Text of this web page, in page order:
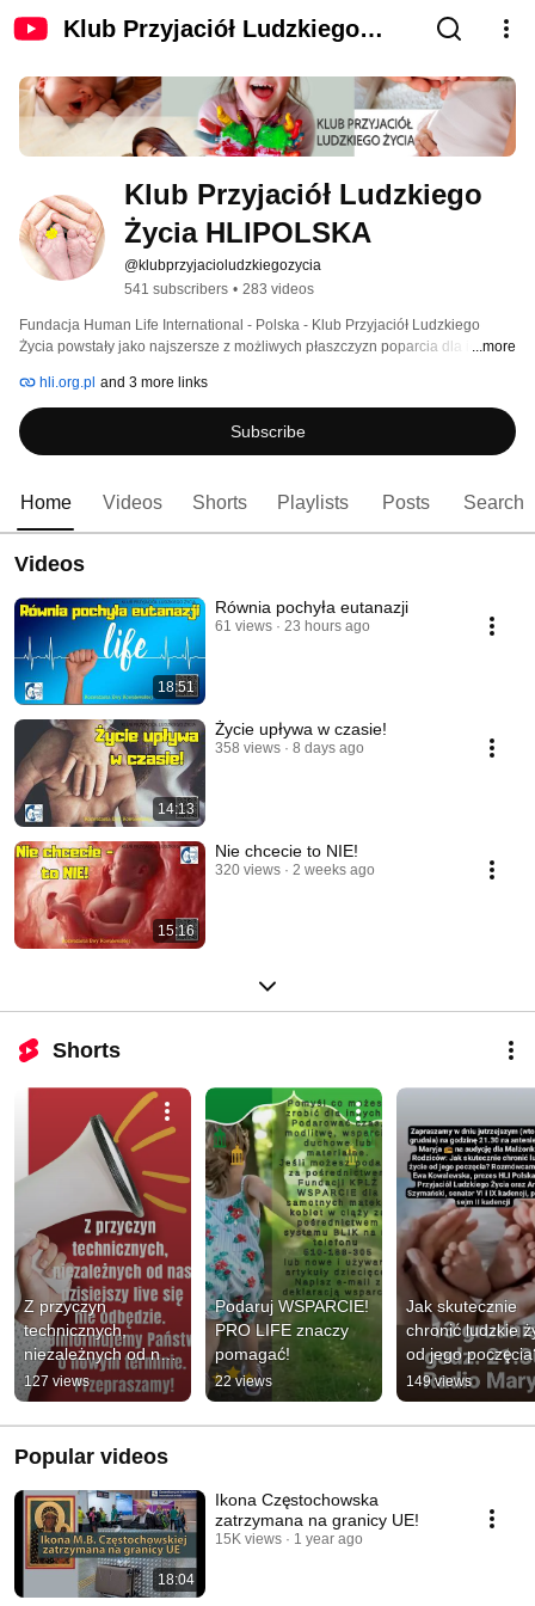
Klub Przyjaciół Ludzkiego
Klub Przyjaciół Ludzkiego
Życia HLIPOLSKA
@klubprzyjacioludzkiegozycia
541 subscribers • 283 videos
Fundacja Human Life International - Polska - Klub Przyjaciół Ludzkiego
Życia powstały jako najszersze z możliwych płaszczyzn poparcia dla idei
uwagi na ochronę rodziny. Jest też przestrzenią pomocy dla kobiet w ciąży,
samotnych matek, rodzin w sytuacji kryzysowej. Więcej nastronie
www.hli.org.pl
...more
hli.org.pl and 3 more links
Subscribe
Home Videos Shorts Playlists Posts Search
Videos
18:51
Równia pochyła eutanazji
61 views 23 hours ago
14:13
Życie upływa w czasie!
358 views 8 days ago
15:16
Nie chcecie to NIE!
320 views 2 weeks ago
Shorts
Z przyczyn
technicznych,
niezależnych od nas
dzisiejszy live się nie
odbędzie.
Przepraszamy KPLZ
127 views
Podaruj WSPARCIE!
PRO LIFE znaczy
pomagać!
22 views
Jak skutecznie
chronić ludzkie
od jego
Ewa Kowalewska
21.30 Radio
13.12
149 views
Popular videos
18:04
Ikona Częstochowska
zatrzymana na granicy UE!
15K views 1 year ago